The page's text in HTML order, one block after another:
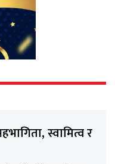
स्वामित्व र